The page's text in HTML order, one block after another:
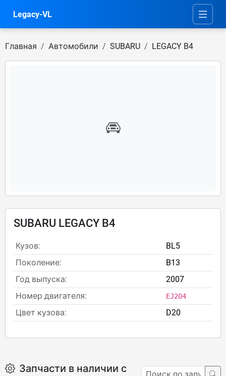
Legacy-VL
Главная Автомобили SUBARU LEGACY B4
SUBARU LEGACY B4
Кузов:
BL5
Поколение:
B13
Год выпуска:
2007
Номер двигателя:
EJ204
Цвет кузова: D20
Запчасти в наличии с